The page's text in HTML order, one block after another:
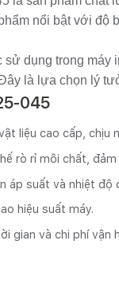
nổi bật với độ
dụng trong máy
là lựa chọn lý
045
liệu cao cấp, chịu
rò rỉ môi chất,
áp suất và nhiệt độ
hiệu suất máy.
gian và chi phí vận